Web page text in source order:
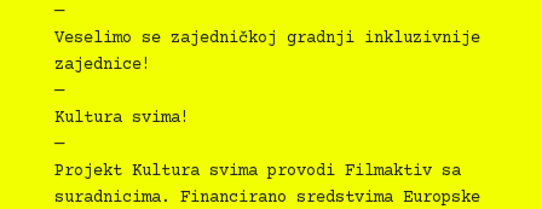
—
Veselimo se zajedničkoj gradnji inkluzivnije
zajednice!
—
Kultura svima!
—
Projekt Kultura svima provodi Filmaktiv sa
suradnicima. Financirano sredstvima Europske